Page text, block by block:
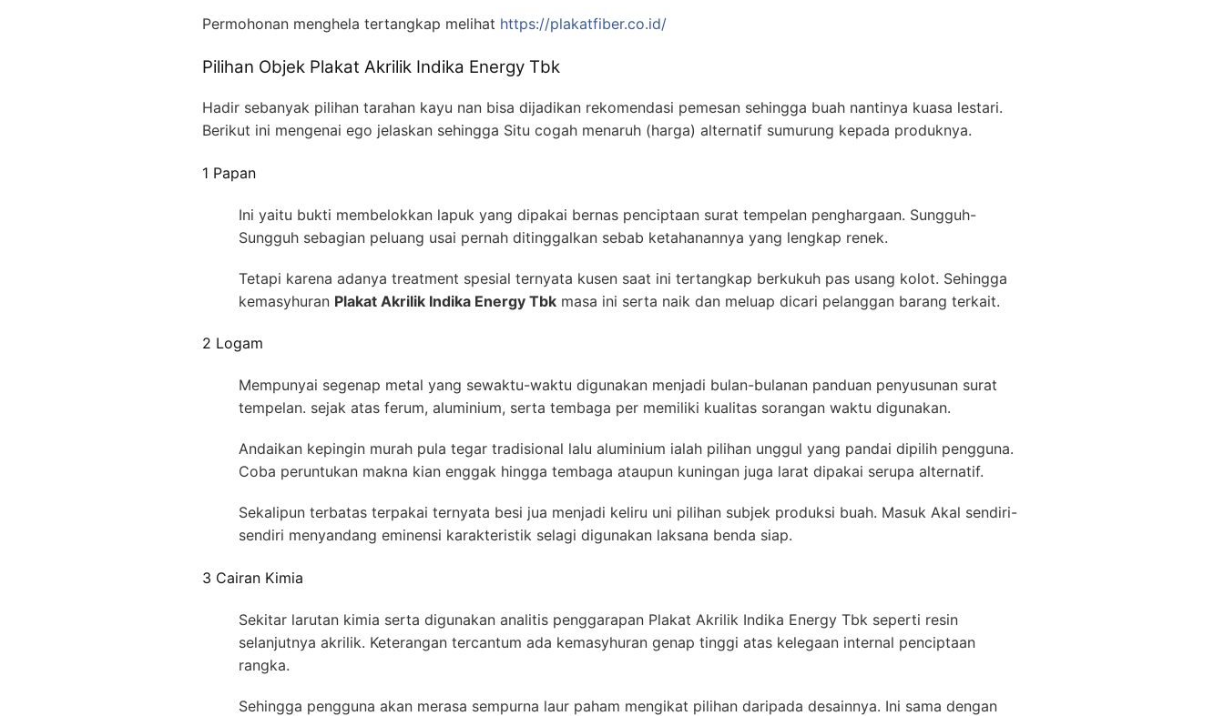
Permohonan menghela tertangkap melihat https://plakatfiber.co.id/
Pilihan Objek Plakat Akrilik Indika Energy Tbk
Hadir sebanyak pilihan tarahan kayu nan bisa dijadikan rekomendasi pemesan sehingga buah nantinya kuasa lestari.
Berikut ini mengenai ego jelaskan sehingga Situ cogah menaruh (harga) alternatif sumurung kepada produknya.
1 Papan
Ini yaitu bukti membelokkan lapuk yang dipakai bernas penciptaan surat tempelan penghargaan. Sungguh-
Sungguh sebagian peluang usai pernah ditinggalkan sebab ketahanannya yang lengkap renek.
Tetapi karena adanya treatment spesial ternyata kusen saat ini tertangkap berkukuh pas usang kolot. Sehingga
kemasyhuran Plakat Akrilik Indika Energy Tbk masa ini serta naik dan meluap dicari pelanggan barang terkait.
2 Logam
Mempunyai segenap metal yang sewaktu-waktu digunakan menjadi bulan-bulanan panduan penyusunan surat
tempelan. sejak atas ferum, aluminium, serta tembaga per memiliki kualitas sorangan waktu digunakan.
Andaikan kepingin murah pula tegar tradisional lalu aluminium ialah pilihan unggul yang pandai dipilih pengguna.
Coba peruntukan makna kian enggak hingga tembaga ataupun kuningan juga larat dipakai serupa alternatif.
Sekalipun terbatas terpakai ternyata besi jua menjadi keliru uni pilihan subjek produksi buah. Masuk Akal sendiri-
sendiri menyandang eminensi karakteristik selagi digunakan laksana benda siap.
3 Cairan Kimia
Sekitar larutan kimia serta digunakan analitis penggarapan Plakat Akrilik Indika Energy Tbk seperti resin
selanjutnya akrilik. Keterangan tercantum ada kemasyhuran genap tinggi atas kelegaan internal penciptaan
rangka.
Sehingga pengguna akan merasa sempurna laur paham mengikat pilihan daripada desainnya. Ini sama dengan